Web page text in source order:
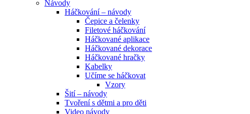
Návody
Háčkování – návody
Čepice a čelenky
Filetové háčkování
Háčkované aplikace
Háčkované dekorace
Háčkované hračky
Kabelky
Učíme se háčkovat
Vzory
Šití – návody
Tvoření s dětmi a pro děti
Video návody